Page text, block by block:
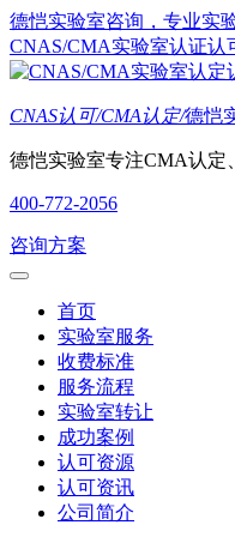
德恺实验室咨询，专业实
CNAS/CMA实验室认证认
CNAS认可/CMA认定/德恺
德恺实验室专注CMA认定
400-772-2056
咨询方案
首页
实验室服务
收费标准
服务流程
实验室转让
成功案例
认可资源
认可资讯
公司简介